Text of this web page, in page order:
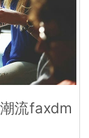
流faxdm